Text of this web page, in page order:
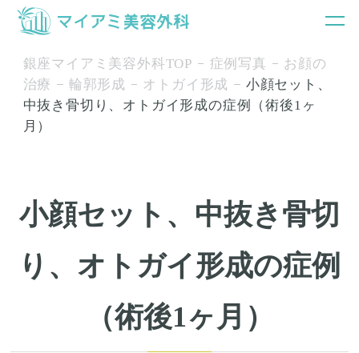
銀座マイアミ美容外科TOP 症例写真
お顔の
治療
輪郭形成 オトガイ形成
小顔セット、
中抜き骨切り、オトガイ形成の症例（術後1ヶ
月）
小顔セット、中抜き骨切
り、オトガイ形成の症例
（術後1ヶ月）